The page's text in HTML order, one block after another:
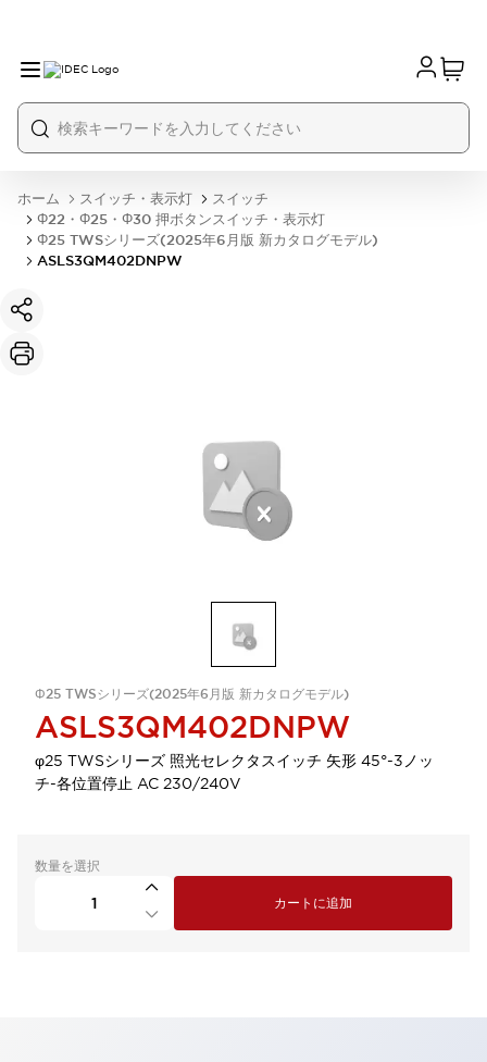
ホーム スイッチ・表示灯
スイッチ
Φ22・Φ25・Φ30 押ボタンスイッチ・表示灯
Φ25 TWSシリーズ(2025年6月版 新カタログモデル)
ASLS3QM402DNPW
Φ25 TWSシリーズ(2025年6月版 新カタログモデル)
ASLS3QM402DNPW
φ25 TWSシリーズ 照光セレクタスイッチ 矢形 45°-3ノッ
チ-各位置停止 AC 230/240V
数量を選択
カートに追加